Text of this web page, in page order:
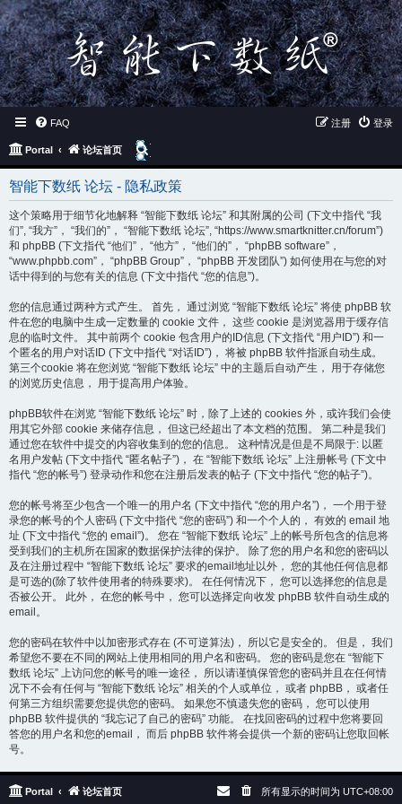
FAQ 登录
注册
Portal 论坛首页
索
智能下数纸 论坛 - 隐私政策
这个策略用于细节化地解释 “智能下数纸 论坛” 和其附属的公司 (下文中指代 “我
们”, “我方”， “我们的”， “智能下数纸 论坛”, “https://www.smartknitter.cn/forum”)
和 phpBB (下文指代 “他们”， “他方”， “他们的”， “phpBB software”，
“www.phpbb.com”， “phpBB Group”， “phpBB 开发团队”) 如何使用在与您的对
话中得到的与您有关的信息 (下文中指代 “您的信息”)。
您的信息通过两种方式产生。 首先， 通过浏览 “智能下数纸 论坛” 将使 phpBB 软
件在您的电脑中生成一定数量的 cookie 文件， 这些 cookie 是浏览器用于缓存信
息的临时文件。 其中前两个 cookie 包含用户的ID信息 (下文指代 “用户ID”) 和一
个匿名的用户对话ID (下文中指代 “对话ID”)， 将被 phpBB 软件指派自动生成。
第三个cookie 将在您浏览 “智能下数纸 论坛” 中的主题后自动产生， 用于存储您
的浏览历史信息， 用于提高用户体验。
phpBB软件在浏览 “智能下数纸 论坛” 时，除了上述的 cookies 外，或许我们会使
用其它外部 cookie 来储存信息， 但这已经超出了本文档的范围。 第二种是我们
通过您在软件中提交的内容收集到的您的信息。 这种情况是但是不局限于: 以匿
名用户发帖 (下文中指代 “匿名帖子”)， 在 “智能下数纸 论坛” 上注册帐号 (下文中
指代 “您的帐号”) 登录动作和您在注册后发表的帖子 (下文中指代 “您的帖子”)。
您的帐号将至少包含一个唯一的用户名 (下文中指代 “您的用户名”)， 一个用于登
录您的帐号的个人密码 (下文中指代 “您的密码”) 和一个个人的， 有效的 email 地
址 (下文中指代 “您的 email”)。 您在 “智能下数纸 论坛” 上的帐号所包含的信息将
受到我们的主机所在国家的数据保护法律的保护。 除了您的用户名和您的密码以
及在注册过程中 “智能下数纸 论坛” 要求的email地址以外， 您的其他任何信息都
是可选的(除了软件使用者的特殊要求)。 在任何情况下， 您可以选择您的信息是
否被公开。 此外， 在您的帐号中， 您可以选择定向收发 phpBB 软件自动生成的
email。
您的密码在软件中以加密形式存在 (不可逆算法)， 所以它是安全的。 但是， 我们
希望您不要在不同的网站上使用相同的用户名和密码。 您的密码是您在 “智能下
数纸 论坛” 上访问您的帐号的唯一途径， 所以请谨慎保管您的密码并且在任何情
况下不会有任何与 “智能下数纸 论坛” 相关的个人或单位， 或者 phpBB， 或者任
何第三方组织需要您提供您的密码。 如果您不慎遗失您的密码， 您可以使用
phpBB 软件提供的 “我忘记了自己的密码” 功能。 在找回密码的过程中您将要回
答您的用户名和您的email， 而后 phpBB 软件将会提供一个新的密码让您取回帐
号。
Portal 论坛首页 所有显示的时间为 UTC+08:00